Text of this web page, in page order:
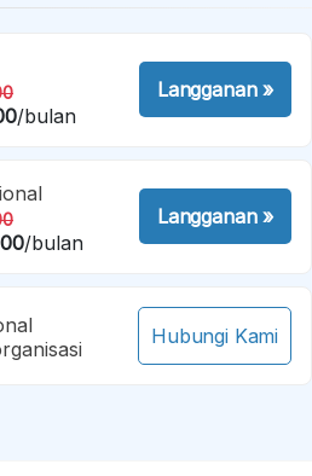
/bulan
Langganan»
/bulan
Langganan»
Hubungi Kami